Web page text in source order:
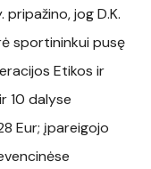
jog D.K.
sportininkui pusę
Etikos ir
10 dalyse
Eur; įpareigojo